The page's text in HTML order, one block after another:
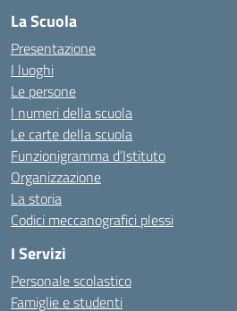
La Scuola
Presentazione
I luoghi
Le persone
I numeri della scuola
Le carte della scuola
Funzionigramma d’Istituto
Organizzazione
La storia
Codici meccanografici plessi
I Servizi
Personale scolastico
Famiglie e studenti